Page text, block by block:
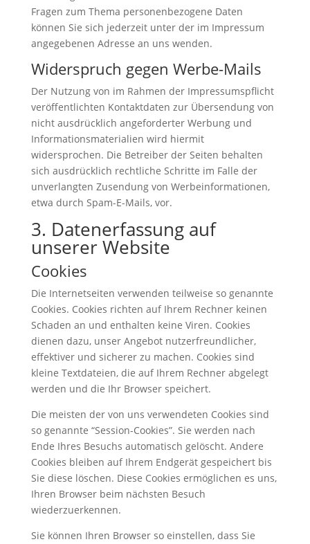
Fragen zum Thema personenbezogene Daten
können Sie sich jederzeit unter der im Impressum
angegebenen Adresse an uns wenden.
Widerspruch gegen Werbe-Mails
Der Nutzung von im Rahmen der Impressumspflicht
veröffentlichten Kontaktdaten zur Übersendung von
nicht ausdrücklich angeforderter Werbung und
Informationsmaterialien wird hiermit
widersprochen. Die Betreiber der Seiten behalten
sich ausdrücklich rechtliche Schritte im Falle der
unverlangten Zusendung von Werbeinformationen,
etwa durch Spam-E-Mails, vor.
3. Datenerfassung auf
unserer Website
Cookies
Die Internetseiten verwenden teilweise so genannte
Cookies. Cookies richten auf Ihrem Rechner keinen
Schaden an und enthalten keine Viren. Cookies
dienen dazu, unser Angebot nutzerfreundlicher,
effektiver und sicherer zu machen. Cookies sind
kleine Textdateien, die auf Ihrem Rechner abgelegt
werden und die Ihr Browser speichert.
Die meisten der von uns verwendeten Cookies sind
so genannte “Session-Cookies”. Sie werden nach
Ende Ihres Besuchs automatisch gelöscht. Andere
Cookies bleiben auf Ihrem Endgerät gespeichert bis
Sie diese löschen. Diese Cookies ermöglichen es uns,
Ihren Browser beim nächsten Besuch
wiederzuerkennen.
Sie können Ihren Browser so einstellen, dass Sie